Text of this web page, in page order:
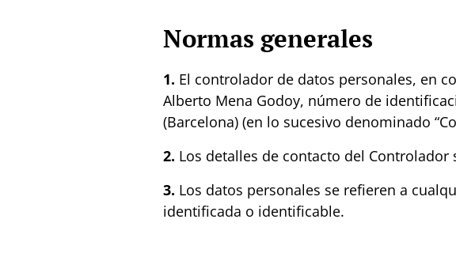
Normas generales
1. El controlador de datos personales, en
Alberto Mena Godoy, número de
(Barcelona) (en lo sucesivo denominado
2. Los detalles de contacto del
3. Los datos personales se refieren a
identificada o identificable.